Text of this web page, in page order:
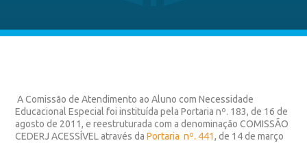
A Comissão de Atendimento ao Aluno com Necessidade
Educacional Especial foi instituída pela Portaria nº. 183, de 16 de
agosto de 2011, e reestruturada com a denominação COMISSÃO
CEDERJ ACESSÍVEL através daPortaria nº. 441, de 14 de março